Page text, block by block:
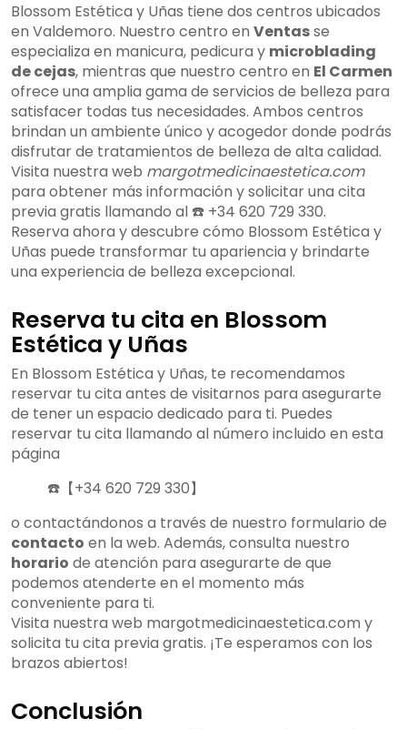
Blossom Estética y Uñas tiene dos centros ubicados
en Valdemoro. Nuestro centro en Ventasse
especializa en manicura, pedicura y microblading
de cejas, mientras que nuestro centro en El Carmen
ofrece una amplia gama de servicios de belleza para
satisfacer todas tus necesidades. Ambos centros
brindan un ambiente único y acogedor donde podrás
disfrutar de tratamientos de belleza de alta calidad.
Visita nuestra web margotmedicinaestetica.com
para obtener más información y solicitar una cita
previa gratis llamando al ☎️ +34 620 729 330.
Reserva ahora y descubre cómo Blossom Estética y
Uñas puede transformar tu apariencia y brindarte
una experiencia de belleza excepcional.
Reserva tu cita en Blossom
Estética y Uñas
En Blossom Estética y Uñas, te recomendamos
reservar tu cita antes de visitarnos para asegurarte
de tener un espacio dedicado para ti. Puedes
reservar tu cita llamando al número incluido en esta
página
☎️【+34 620 729 330】
o contactándonos a través de nuestro formulario de
contacto en la web. Además, consulta nuestro
horario de atención para asegurarte de que
podemos atenderte en el momento más
conveniente para ti.
Visita nuestra web margotmedicinaestetica.com y
solicita tu cita previa gratis. ¡Te esperamos con los
brazos abiertos!
Conclusión